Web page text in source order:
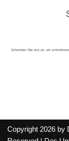
Copyright 2026 by